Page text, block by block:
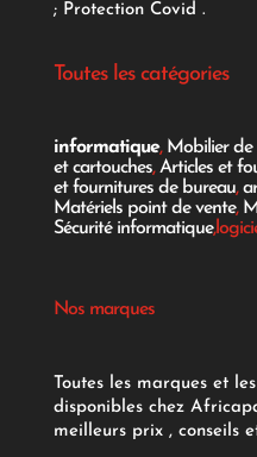
; Protection Covid .
Toutes les catégories
informatique, Mobilier de
et cartouches,Articles et
et fournitures de bureau,
Matériels point de vente,
Sécurité informatique
Nos marques
Toutes les marques et
disponibles chez
meilleurs prix , conseils